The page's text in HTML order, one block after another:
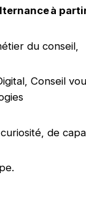
à
du conseil,
Conseil
de